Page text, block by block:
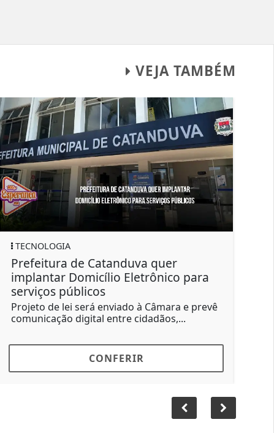
VEJA TAMBÉM
TECNOLOGIA
Prefeitura de Catanduva quer
implantar Domicílio Eletrônico para
serviços públicos
Projeto de lei será enviado à Câmara e prevê
comunicação digital entre cidadãos,...
CONFERIR